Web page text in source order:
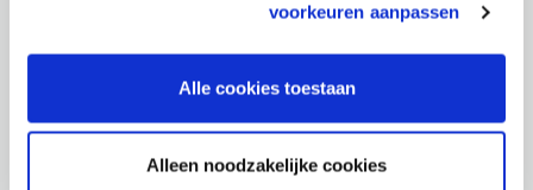
voorkeuren aanpassen
Alle cookies toestaan
Alleen noodzakelijke cookies